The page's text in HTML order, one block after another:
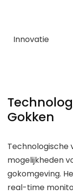
Innovatie
Gokken
Technologische
mogelijkheden
gokomgeving.
real-time